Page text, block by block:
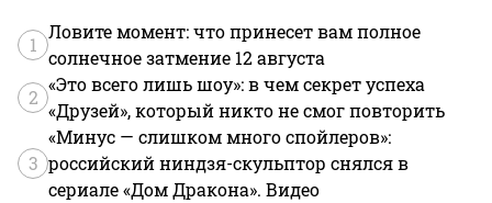
1
Ловите момент: что принесет вам полное
солнечное затмение 12 августа
2
«Это всего лишь шоу»: в чем секрет успеха
«Друзей», который никто не смог повторить
3
«Минус — слишком много спойлеров»:
российский ниндзя-скульптор снялся в
сериале «Дом Дракона». Видео